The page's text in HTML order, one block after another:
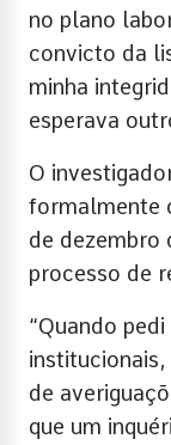
no plano
convicto da
minha
esperava
O
formalmente
de dezembro
processo de
“Quando
de
que um